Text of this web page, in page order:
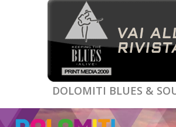
DOLOMITI BLUES &